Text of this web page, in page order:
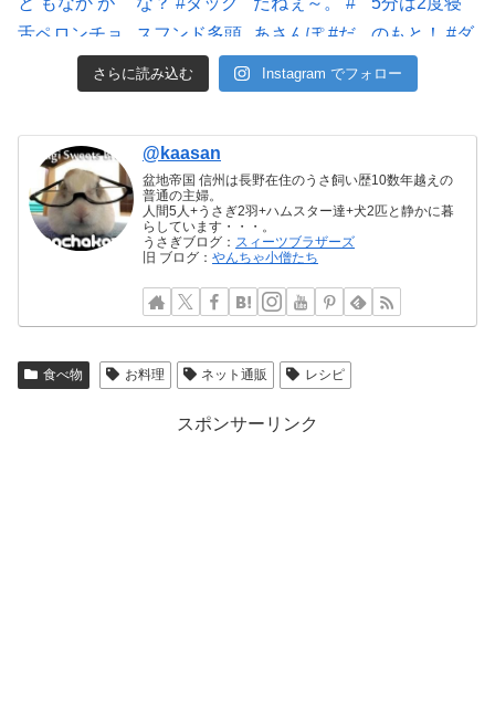
さらに読み込む Instagram でフォロー
@kaasan
盆地帝国 信州は長野在住のうさ飼い歴10数年越えの
普通の主婦。
人間5人+うさぎ2羽+ハムスター達+犬2匹と静かに暮
らしています・・・。
うさぎブログ： スィーツブラザーズ
旧 ブログ：やんちゃ小僧たち
食べ物 お料理 ネット通販 レシピ
スポンサーリンク